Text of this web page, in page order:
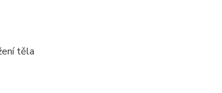
těla